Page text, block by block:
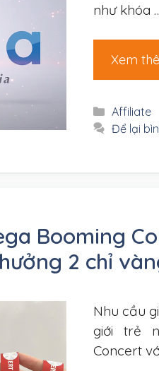
như khóa
Xem
Danh
mục
Affiliate
Để lại
Booming
2 chỉ
Nhu cầu
giới trẻ
Concert